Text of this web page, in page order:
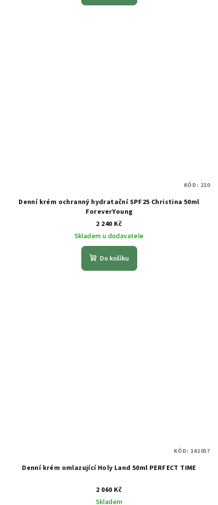
Denní krém ochranný hydratační SPF25 Christina 50ml
ForeverYoung
2 240 Kč
Skladem u dodavatele
Do košíku
KÓD: 210
Denní krém omlazující Holy Land 50ml PERFECT TIME
2 060 Kč
Skladem
KÓD: 141057